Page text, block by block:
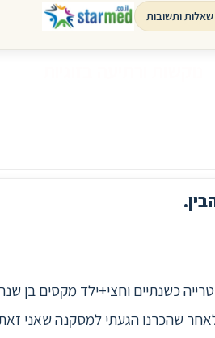
מנקודה מסויימת.אני בת 27 נשואה טרייה
שהכרנו הגעתי למסקנה שאני